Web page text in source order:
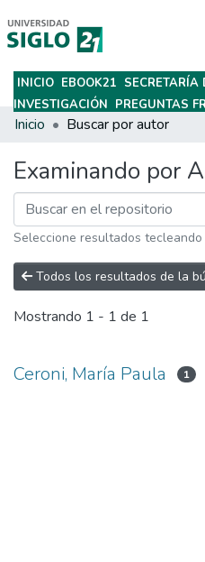
Subir
INICIO EBOOK21 SECRETARÍA
INVESTIGACIÓN PREGUNTAS
Inicio Buscar por autor
Examinando por
Seleccione resultados
Todos los resultados de la
Mostrando 1 - 1 de 1
Ceroni, María Paula 1